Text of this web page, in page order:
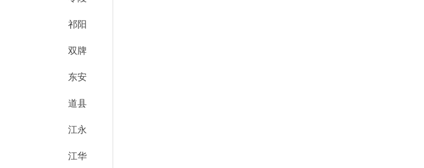
祁阳
双牌
东安
道县
江永
江华